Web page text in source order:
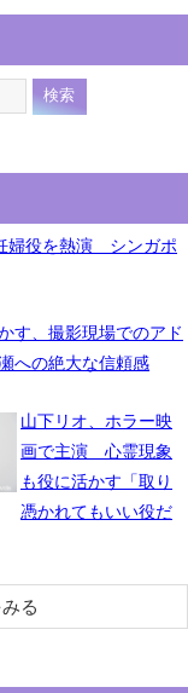
婦役を熱演 シンガポ
す、撮影現場でのアド
への絶大な信頼感
山下リオ、ホラー映
画で主演 心霊現象
も役に活かす「取り
憑かれてもいい役だ
る